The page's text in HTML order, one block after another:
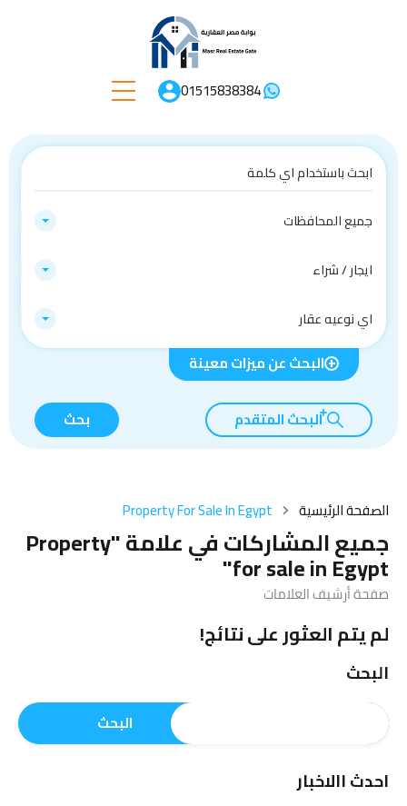
01515838384
جميع المحافظات
ايجار / شراء
اي نوعيه عقار
البحث عن ميزات معينة
البحث المتقدم بحث
الصفحة الرئيسية Property For Sale In Egypt
جميع المشاركات في علامة "Property
for sale in Egypt"
صفحة أرشيف العلامات
لم يتم العثور على نتائج!
البحث
البحث
احدث االاخبار